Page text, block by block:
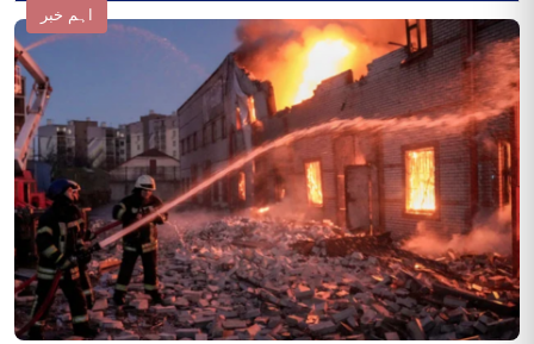
اہم خبر